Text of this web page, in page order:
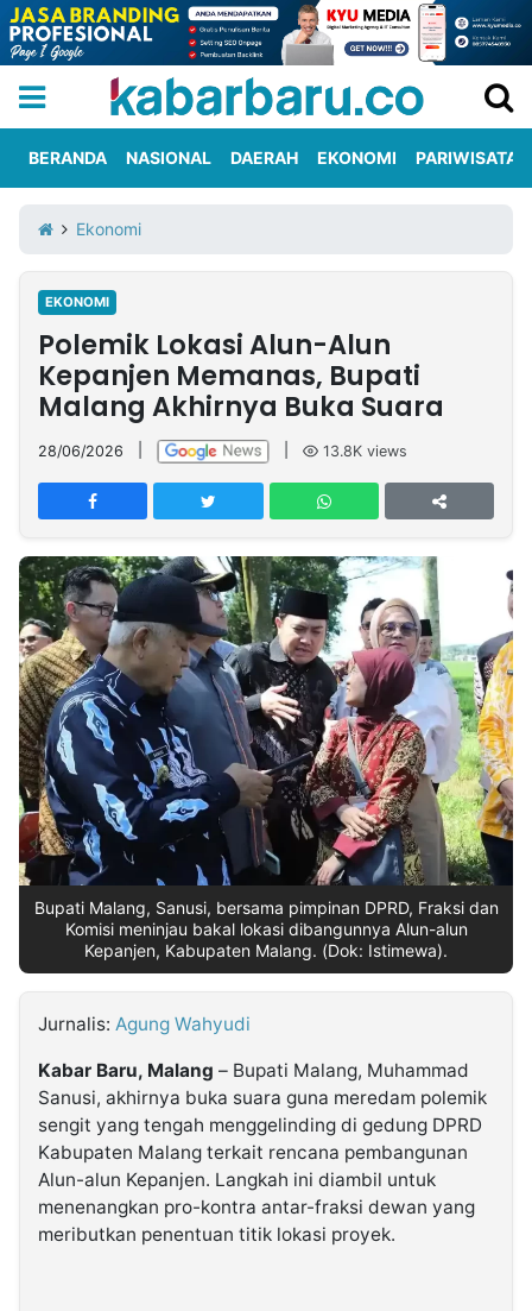
Iklan
Berita
Kami
Nasional
International
Olahraga
Entertainment
Daerah
Pariwisata
Kuliner
Kolom
Network
PT
TREETAN
INDONESIA
Partner
Insight
NTB
Suara
Time
Lens
IDN
Daily
Jogja
Jalan
Rakyat
Idealita
News
Kita
Notice
Radar
Baru
Seedbacklink
Follow
Kabarbaru
Kabarbaru.co
BERANDA NASIONAL DAERAH EKONOMI PARIWISATA
Ekonomi
EKONOMI
Polemik Lokasi Alun-Alun
Kepanjen Memanas, Bupati
Malang Akhirnya Buka Suara
28/06/2026 13.8K views
Bupati Malang, Sanusi, bersama pimpinan DPRD, Fraksi dan
Komisi meninjau bakal lokasi dibangunnya Alun-alun
Kepanjen, Kabupaten Malang. (Dok: Istimewa).
Jurnalis: Agung Wahyudi
Kabar Baru, Malang – Bupati Malang, Muhammad
Sanusi, akhirnya buka suara guna meredam polemik
sengit yang tengah menggelinding di gedung DPRD
Kabupaten Malang terkait rencana pembangunan
Alun-alun Kepanjen. Langkah ini diambil untuk
menenangkan pro-kontra antar-fraksi dewan yang
meributkan penentuan titik lokasi proyek.